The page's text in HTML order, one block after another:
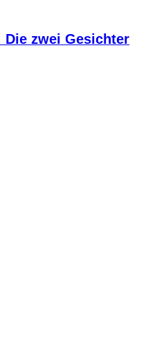
zwei Gesichter